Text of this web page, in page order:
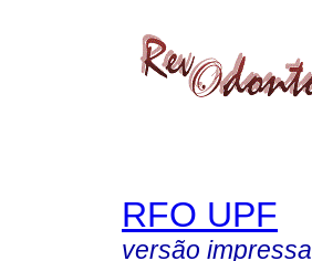
RFO UPF
versão impressa